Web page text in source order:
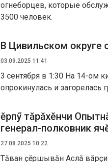
огнеборцев, которые
3500 человек.
В Цивильском округе
03.09.2025 11:41
3 сентября в 1:30 На 14-ом
опрокинулась и загорелась
Ҫӗрпӳ тӑрӑхӗнчи
генерал-полковник
27.08.2025 10:22
Тӑван ҫӗршывӑн Аслӑ